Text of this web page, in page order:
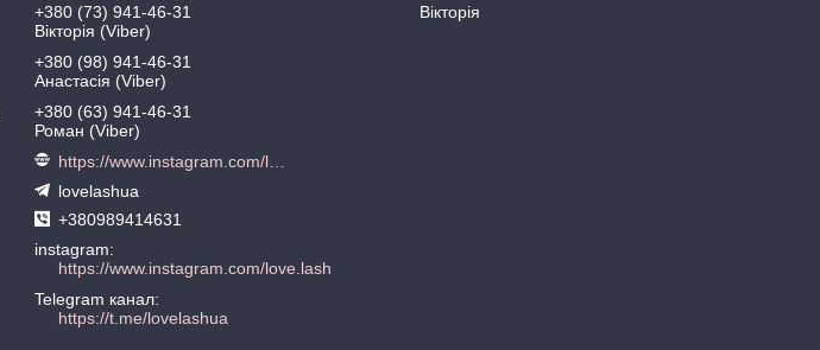
+380 (73) 941-46-31
Вікторія (Viber)
+380 (98) 941-46-31
Анастасія (Viber)
+380 (63) 941-46-31
Роман (Viber)
lovelashua
+380989414631
instagram
https://www.instagram.com/love.lash
Telegram канал
https://t.me/lovelashua
Вікторія